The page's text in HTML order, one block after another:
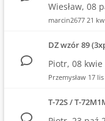
Wiesław, 08
marcin2677 21
DZ wzór 89
Piotr, 08 kwie
Przemysław 17
T-72S / T-